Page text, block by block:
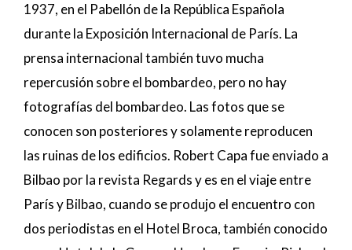
1937, en el Pabellón de la República Española
durante la Exposición Internacional de París. La
prensa internacional también tuvo mucha
repercusión sobre el bombardeo, pero no hay
fotografías del bombardeo. Las fotos que se
conocen son posteriores y solamente reproducen
las ruinas de los edificios. Robert Capa fue enviado a
Bilbao por la revista Regards y es en el viaje entre
París y Bilbao, cuando se produjo el encuentro con
dos periodistas en el Hotel Broca, también conocido